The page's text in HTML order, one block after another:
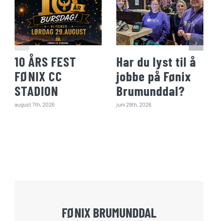
10 ÅRS FEST
FØNIX CC
STADION
august 7th, 2026
Har du lyst til å
jobbe på Fønix
Brumunddal?
juni 29th, 2026
FØNIX BRUMUNDDAL